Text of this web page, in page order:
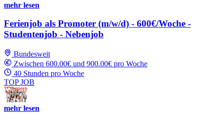
mehr lesen
Ferienjob als Promoter (m/w/d) - 600€/Woche -
Studentenjob - Nebenjob
Bundesweit
Zwischen 600.00€ und 900.00€ pro Woche
40 Stunden pro Woche
TOP JOB
mehr lesen